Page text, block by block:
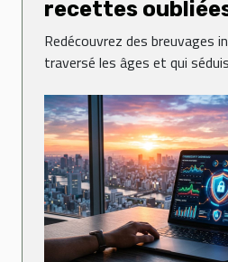
recettes
grand retour
Redécouvrez des breuvages
traversé les âges et qui